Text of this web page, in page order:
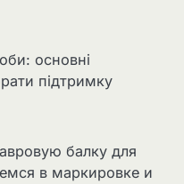
основні
підтримку
балку для
в маркировке и